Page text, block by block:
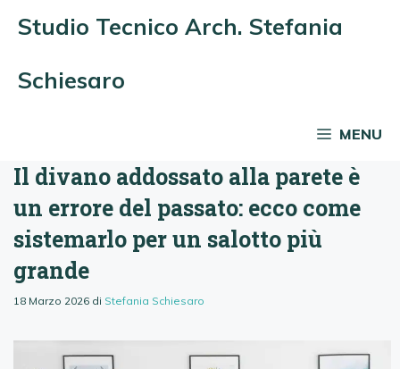
Studio Tecnico Arch. Stefania
Schiesaro
MENU
Il divano addossato alla parete è
un errore del passato: ecco come
sistemarlo per un salotto più
grande
18 Marzo 2026 di Stefania Schiesaro